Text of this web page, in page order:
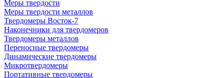
Меры твердости
Меры твердости металлов
Твердомеры Восток-7
Наконечники для твердомеров
Твердомеры металлов
Переносные твердомеры
Динамические твердомеры
Микротвердомеры
Портативные твердомеры